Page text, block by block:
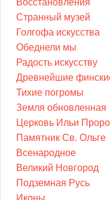
Странный музей
Голгофа искусства
Обеднели мы
Радость искусству
Древнейшие
Тихие погромы
Земля обновленная
Церковь Ильи
Памятник Св. Ольге
Всенародное
Великий Новгород
Подземная Русь
Иконы